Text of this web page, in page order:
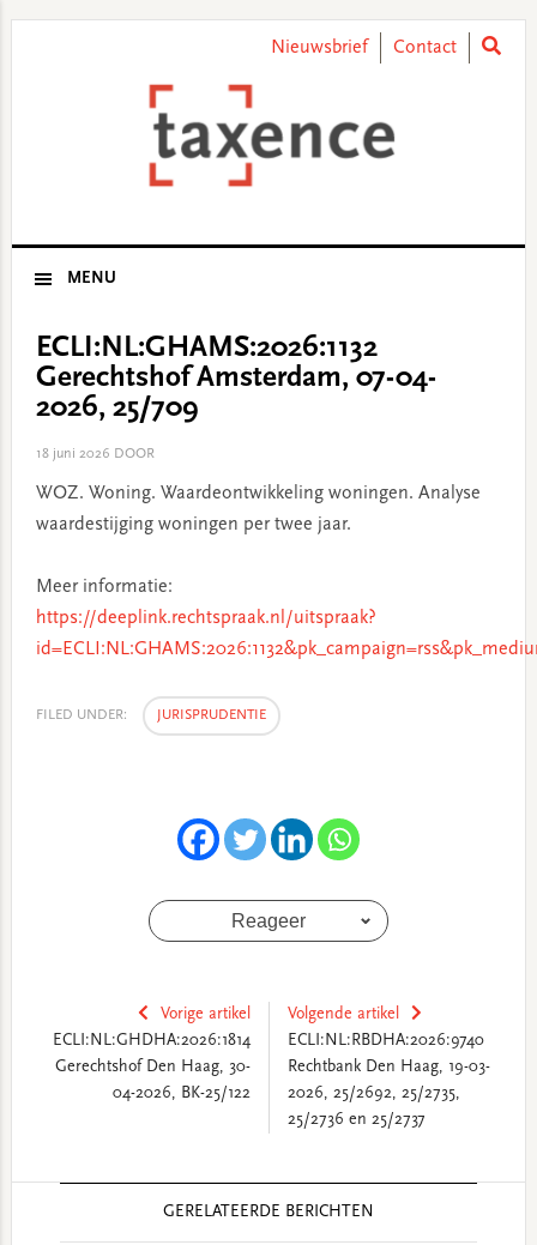
Nieuwsbrief Contact
MENU
ECLI:NL:GHAMS:2026:1132
Gerechtshof Amsterdam, 07-04-
2026, 25/709
18 juni 2026 DOOR
WOZ. Woning. Waardeontwikkeling woningen. Analyse
waardestijging woningen per twee jaar.
Meer informatie:
https://deeplink.rechtspraak.nl/uitspraak?
FILED UNDER: JURISPRUDENTIE
Reageer
Vorige artikel
ECLI:NL:GHDHA:2026:1814
Gerechtshof Den Haag, 30-
04-2026, BK-25/122
Volgende artikel
ECLI:NL:RBDHA:2026:9740
Rechtbank Den Haag, 19-03-
2026, 25/2692, 25/2735,
25/2736 en 25/2737
GERELATEERDE BERICHTEN